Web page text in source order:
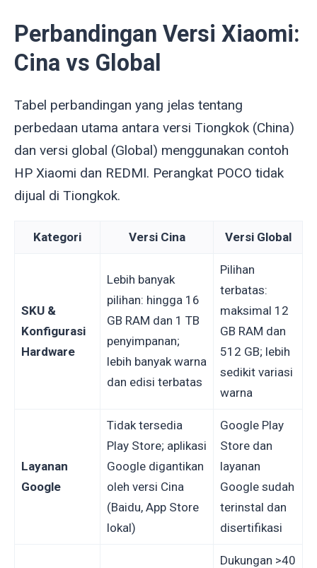
Perbandingan Versi Xiaomi:
Cina vs Global
Tabel perbandingan yang jelas tentang
perbedaan utama antara versi Tiongkok (China)
dan versi global (Global) menggunakan contoh
HP Xiaomi dan REDMI. Perangkat POCO tidak
dijual di Tiongkok.
Kategori Versi Cina Versi Global
SKU &
Konfigurasi
Hardware
Lebih banyak
pilihan: hingga 16
GB RAM dan 1 TB
penyimpanan;
lebih banyak warna
dan edisi terbatas
Pilihan
terbatas:
maksimal 12
GB RAM dan
512 GB; lebih
sedikit variasi
warna
Layanan
Google
Tidak tersedia
Play Store; aplikasi
Google digantikan
oleh versi Cina
(Baidu, App Store
lokal)
Google Play
Store dan
layanan
Google sudah
terinstal dan
disertifikasi
Dukungan >40